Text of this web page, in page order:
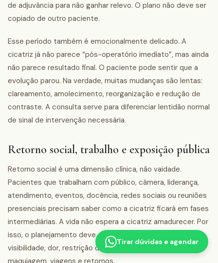
de adjuvância para não ganhar relevo. O plano não deve ser
copiado de outro paciente.
Esse período também é emocionalmente delicado. A
cicatriz já não parece “pós-operatório imediato”, mas ainda
não parece resultado final. O paciente pode sentir que a
evolução parou. Na verdade, muitas mudanças são lentas:
clareamento, amolecimento, reorganização e redução de
contraste. A consulta serve para diferenciar lentidão normal
de sinal de intervenção necessária.
Retorno social, trabalho e exposição pública
Retorno social é uma dimensão clínica, não vaidade.
Pacientes que trabalham com público, câmera, liderança,
atendimento, eventos, docência, redes sociais ou reuniões
presenciais precisam saber como a cicatriz ficará em fases
intermediárias. A vida não espera a cicatriz amadurecer. Por
isso, o planejamento deve cruzar técnica, curativo,
visibilidade, dor, restrição de movimento, exposição solar,
maquiagem, viagens e retornos.
Tirar dúvidas e agendar